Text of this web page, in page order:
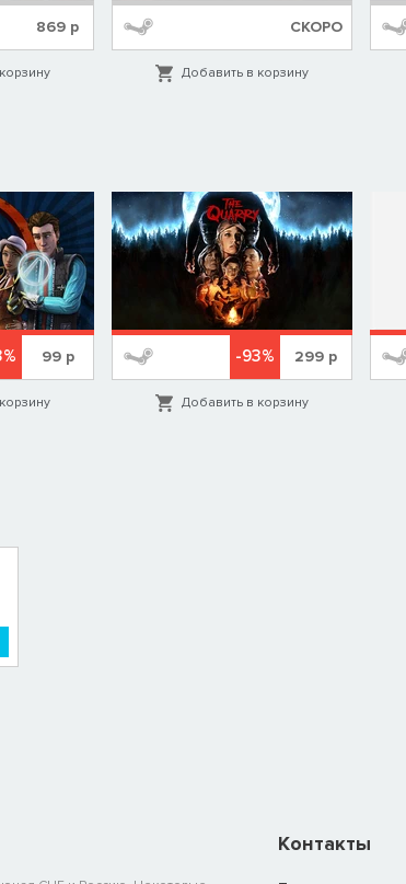
869 р СКОРО
Добавить в корзину
99р -93% 299 р
Добавить в корзину
Контакты